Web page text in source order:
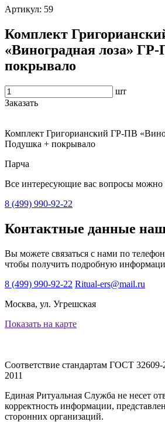
Артикул: 59
Комплект
«Виноградная лоза»
покрывало
шт
Заказать
Комплект Григорианский ГР-ПВ
Подушка + покрывало
Парча
Все интересующие вас вопросы можно
8 (499) 990-92-22
Контактные данные
Вы можете связаться с нами по
чтобы получить подробную
8 (499) 990-92-22 Ritual-ers@mail.ru
Москва, ул. Угрешская
Показать на карте
Соответствие стандартам ГОСТ 32609-
2011
Единая Ритуальная Служба не несет
корректность информации,
сторонних организаций.